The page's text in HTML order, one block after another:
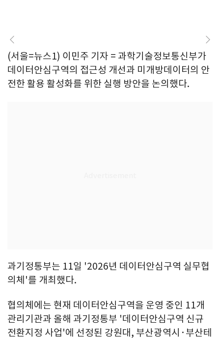
(서울=뉴스1) 이민주 기자 = 과학기술정보통신부가
데이터안심구역의 접근성 개선과 미개방데이터의 안
전한 활용 활성화를 위한 실행 방안을 논의했다.
과기정통부는 11일 '2026년 데이터안심구역 실무협
의체'를 개최했다.
협의체에는 현재 데이터안심구역을 운영 중인 11개
관리기관과 올해 과기정통부 '데이터안심구역 신규
전환지정 사업'에 선정된 강원대, 부산광역시·부산테